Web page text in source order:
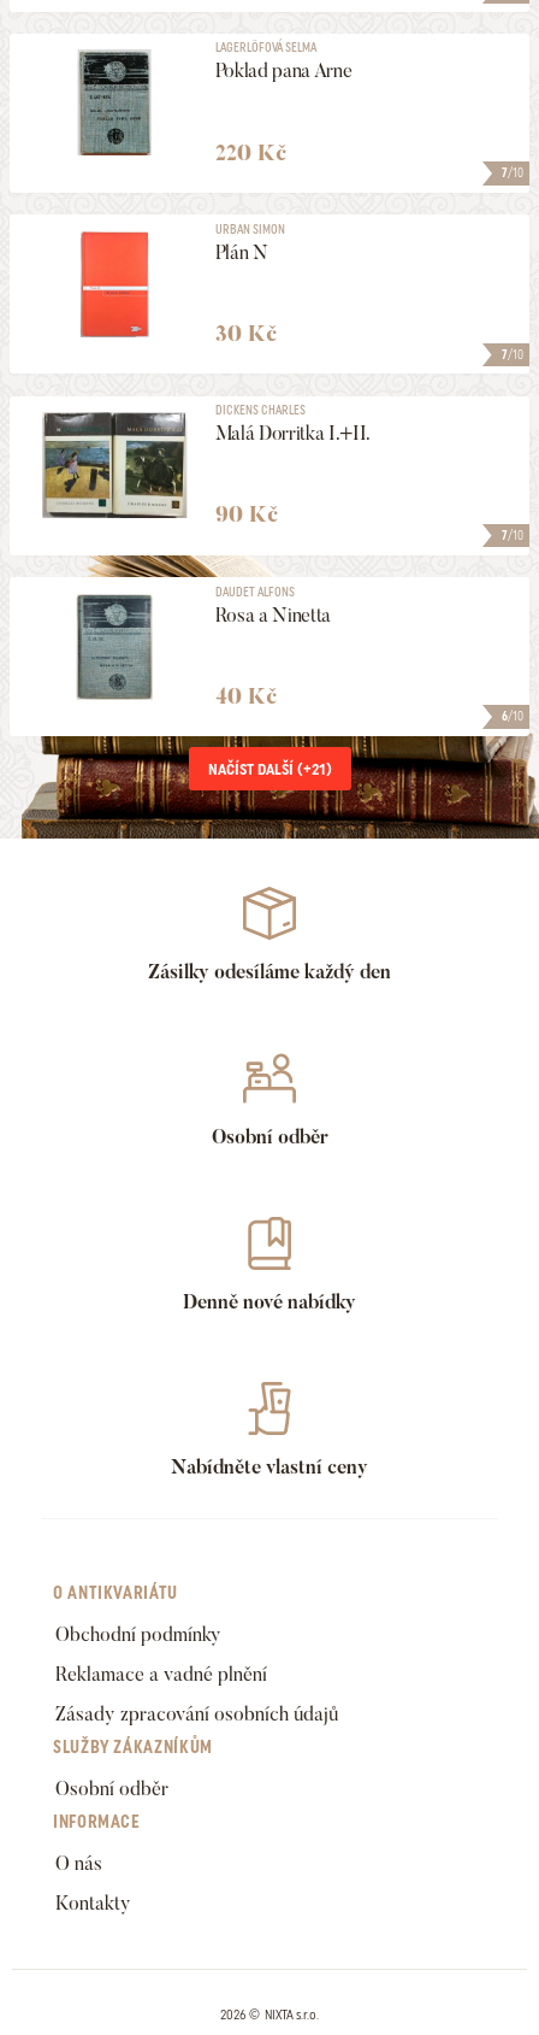
7/10
LAGERLÖFOVÁ SELMA
Poklad pana Arne
220 Kč
7/10
URBAN SIMON
Plán N
30 Kč
7/10
DICKENS CHARLES
Malá Dorritka I.+II.
90 Kč
6/10
DAUDET ALFONS
Rosa a Ninetta
40 Kč
NAČÍST DALŠÍ (+21)
Zásilky odesíláme každý den
Osobní odběr
Denně nové nabídky
Nabídněte vlastní ceny
O ANTIKVARIÁTU
Obchodní podmínky
Reklamace a vadné plnění
Zásady zpracování osobních údajů
SLUŽBY ZÁKAZNÍKŮM
Osobní odběr
INFORMACE
O nás
Kontakty
2026 © NIXTA s.r.o.